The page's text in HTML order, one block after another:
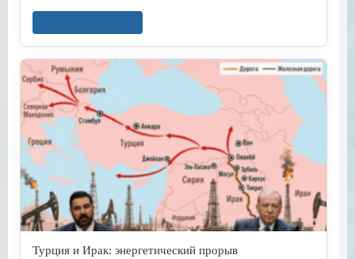
Турция и Ирак: энергетический прорыв